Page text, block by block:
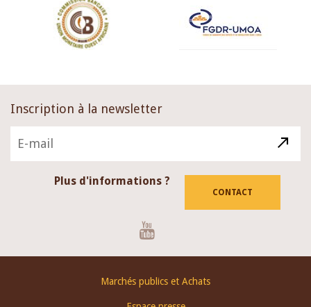
Inscription à la newsletter
Plus d'informations ?
CONTACT
Marchés publics et Achats